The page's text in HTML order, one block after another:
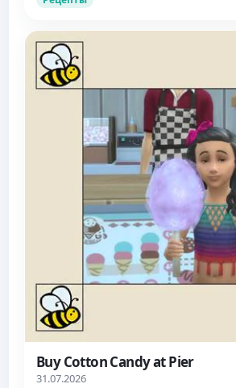
Buy Cotton Candy at Pier
31.07.2026